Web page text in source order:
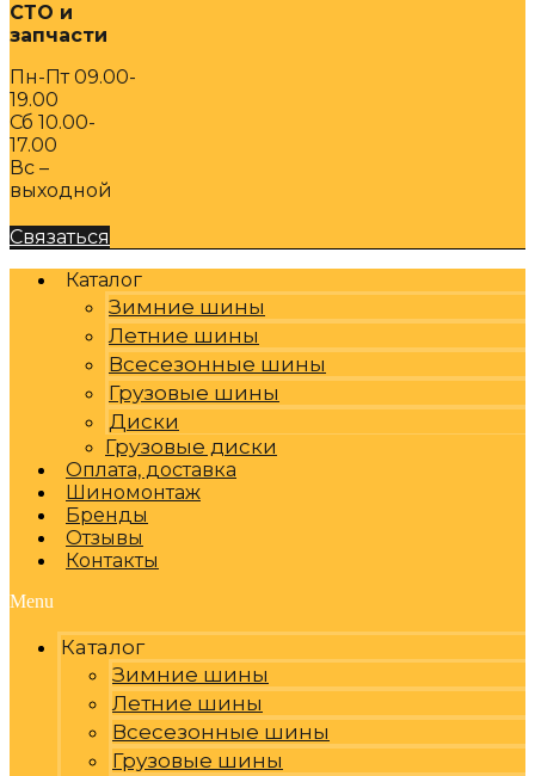
СТО и
запчасти
Пн-Пт 09.00-
19.00
Сб 10.00-
17.00
Вс –
выходной
Связаться
Каталог
Зимние шины
Летние шины
Всесезонные шины
Грузовые шины
Диски
Грузовые диски
Оплата, доставка
Шиномонтаж
Бренды
Отзывы
Контакты
Menu
Каталог
Зимние шины
Летние шины
Всесезонные шины
Грузовые шины